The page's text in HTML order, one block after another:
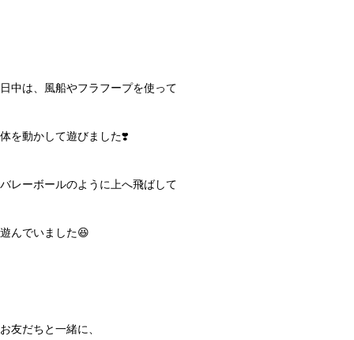
日中は、風船やフラフープを使って
体を動かして遊びました❣️
バレーボールのように上へ飛ばして
遊んでいました😆
お友だちと一緒に、